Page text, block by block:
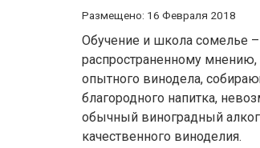
Размещено: 16 Февраля 2018
Обучение и школа сомелье –
распространенному мнению,
опытного винодела,
благородного напитка,
обычный виноградный
качественного виноделия.